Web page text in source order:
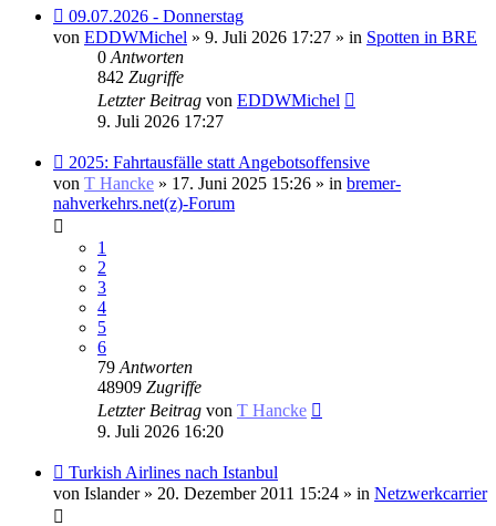
Neuer
Beitrag
09.07.2026 - Donnerstag
von EDDWMichel » 9. Juli 2026 17:27 » in Spotten in BRE
0 Antworten
842 Zugriffe
Letzter Beitrag von EDDWMichel
9. Juli 2026 17:27
Neuer
Beitrag
2025: Fahrtausfälle statt Angebotsoffensive
von T Hancke » 17. Juni 2025 15:26 » in bremer-
nahverkehrs.net(z)-Forum
1
2
3
4
5
6
79 Antworten
48909 Zugriffe
Letzter Beitrag von T Hancke
9. Juli 2026 16:20
Neuer
Beitrag
Turkish Airlines nach Istanbul
von Islander» 20. Dezember 2011 15:24 » in Netzwerkcarrier